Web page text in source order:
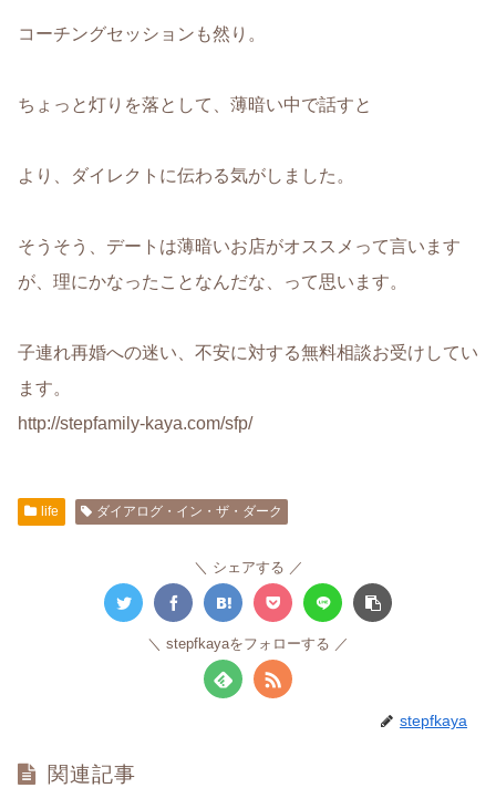
コーチングセッションも然り。
ちょっと灯りを落として、薄暗い中で話すと
より、ダイレクトに伝わる気がしました。
そうそう、デートは薄暗いお店がオススメって言います
が、理にかなったことなんだな、って思います。
子連れ再婚への迷い、不安に対する無料相談お受けしてい
ます。
http://stepfamily-kaya.com/sfp/
life ダイアログ・イン・ザ・ダーク
シェアする
stepfkayaをフォローする
stepfkaya
関連記事